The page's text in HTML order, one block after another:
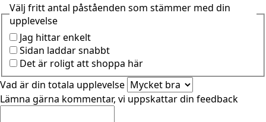
Välj fritt antal påståenden som stämmer med din
upplevelse
Jag hittar enkelt
Sidan laddar snabbt
Det är roligt att shoppa här
Vad är din totala upplevelse
Lämna gärna kommentar, vi uppskattar din feedback